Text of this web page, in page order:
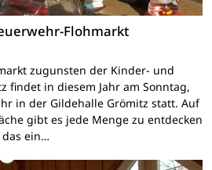
Flohmarkt
zugunsten der Kinder- und
findet in diesem Jahr am Sonntag,
in der Gildehalle Grömitz statt. Auf
gibt es jede Menge zu entdecken
ein…